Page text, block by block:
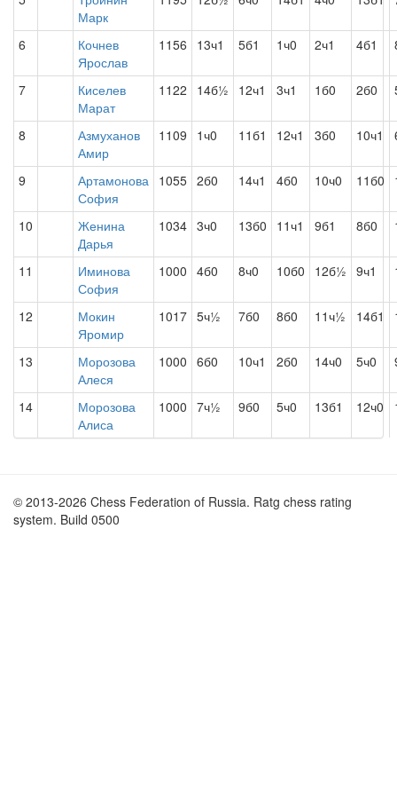
Марк
6
Кочнев
Ярослав
1156 13ч1 5б1 1ч0 2ч1 4б1
7
Киселев
Марат
1122 14б½ 12ч1 3ч1 1б0 2б0
8
Азмуханов
Амир
1109 1ч0 11б1 12ч1 3б0 10ч1
9
Артамонова
София
1055 2б0 14ч1 4б0 10ч0 11б0
10
Женина
Дарья
1034 3ч0 13б0 11ч1 9б1 8б0
11
Иминова
София
1000 4б0 8ч0 10б0 12б½ 9ч1
12
Мокин
Яромир
1017 5ч½ 7б0 8б0 11ч½ 14б1
13
Морозова
Алеся
1000 6б0 10ч1 2б0 14ч0 5ч0
14
Морозова
Алиса
1000 7ч½ 9б0 5ч0 13б1 12ч0
© 2013-2026 Chess Federation of Russia. Ratg chess rating
system. Build 0500